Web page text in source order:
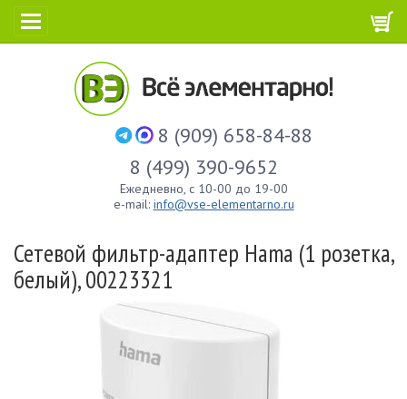
8 (909) 658-84-88
8 (499) 390-9652
Ежедневно, с 10-00 до 19-00
e-mail: info@vse-elementarno.ru
Сетевой фильтр-адаптер Hama (1 розетка,
белый), 00223321